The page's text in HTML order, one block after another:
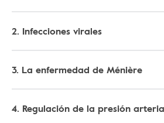
2. Infecciones virales
3. La enfermedad de Ménière
4. Regulación de la presión